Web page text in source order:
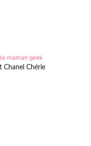
maman geek
Chanel Chérie